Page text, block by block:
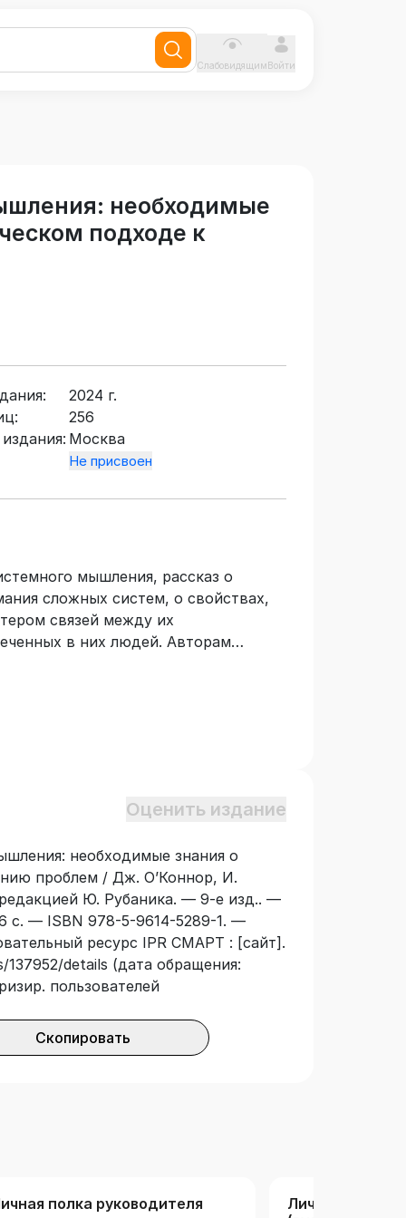
СлабовидящимВойти
необходимые
подходе к
2024 г.
256
Москва
Не присвоен
мышления, рассказ о
сложных систем, о свойствах,
связей между их
в них людей. Авторам
и глубины благодаря
обратных связей. Такой
одновременно
специалистам она поможет
социально-политических,
экологических и других
концептуального
прорывных решений в любых
Оценить издание
необходимые знания о
проблем / Дж. О’Коннор, И.
Ю. Рубаника. — 9-е изд.. —
с. — ISBN 978-5-9614-5289-1. —
ресурс IPR СМАРТ : [сайт].
details (дата обращения:
пользователей
Скопировать
полка руководителя
Личная полка